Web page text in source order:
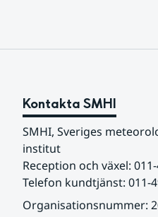
Kontakta SMHI
SMHI, Sveriges
institut
Reception och växel:
Telefon kundtjänst: 011-
Organisationsnummer: